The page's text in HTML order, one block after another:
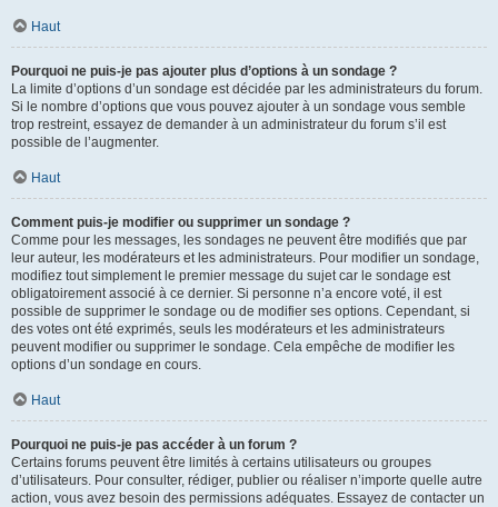
Haut
Pourquoi ne puis-je pas ajouter plus d’options à un sondage ?
La limite d’options d’un sondage est décidée par les administrateurs du forum.
Si le nombre d’options que vous pouvez ajouter à un sondage vous semble
trop restreint, essayez de demander à un administrateur du forum s’il est
possible de l’augmenter.
Haut
Comment puis-je modifier ou supprimer un sondage ?
Comme pour les messages, les sondages ne peuvent être modifiés que par
leur auteur, les modérateurs et les administrateurs. Pour modifier un sondage,
modifiez tout simplement le premier message du sujet car le sondage est
obligatoirement associé à ce dernier. Si personne n’a encore voté, il est
possible de supprimer le sondage ou de modifier ses options. Cependant, si
des votes ont été exprimés, seuls les modérateurs et les administrateurs
peuvent modifier ou supprimer le sondage. Cela empêche de modifier les
options d’un sondage en cours.
Haut
Pourquoi ne puis-je pas accéder à un forum ?
Certains forums peuvent être limités à certains utilisateurs ou groupes
d’utilisateurs. Pour consulter, rédiger, publier ou réaliser n’importe quelle autre
action, vous avez besoin des permissions adéquates. Essayez de contacter un